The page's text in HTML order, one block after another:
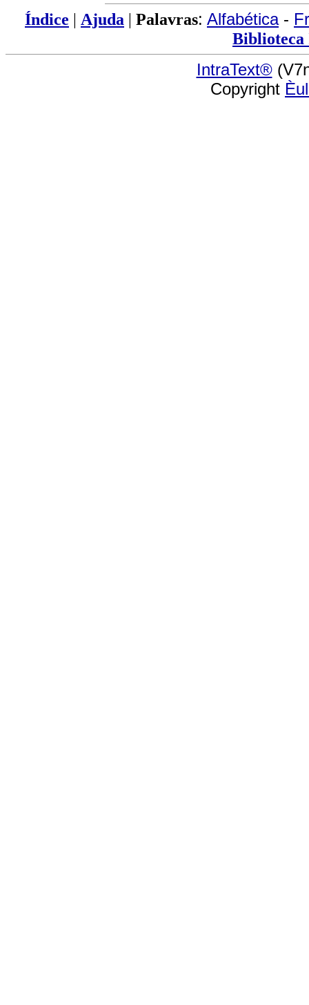
Índice | Ajuda | Palavras: Alfabética-
IntraText®
Copyright